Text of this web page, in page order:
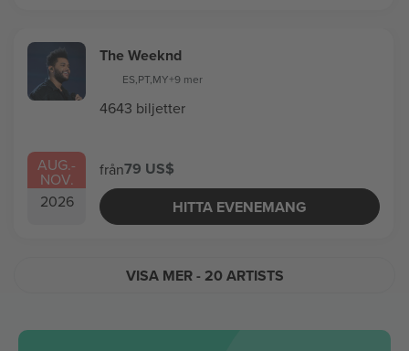
AUG.-
NOV.
2026
The Weeknd
ES,PT,MY+9 mer
4643 biljetter
från79 US$
HITTA EVENEMANG
VISA MER- 20 ARTISTS